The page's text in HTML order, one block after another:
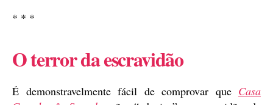
* * *
O terror da escravidão
É demonstravelmente fácil de comprovar que Casa